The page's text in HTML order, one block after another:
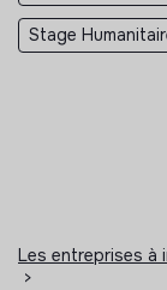
Stage
Les entreprises
>